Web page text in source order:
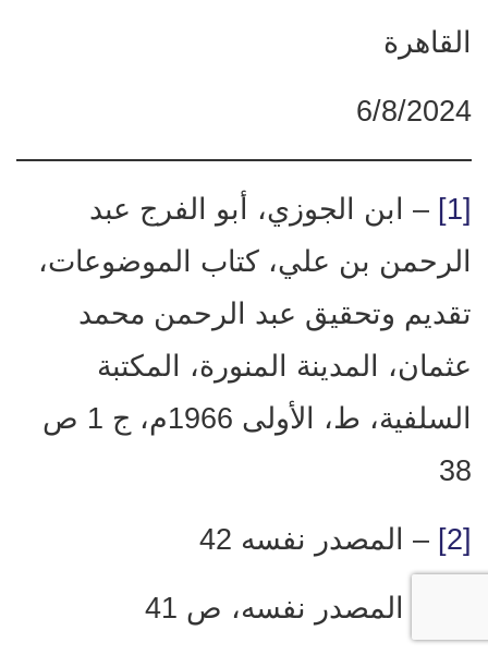
القاهرة
6/8/2024
[1]
– ابن الجوزي، أبو الفرج عبد
الرحمن بن علي، كتاب الموضوعات،
تقديم وتحقيق عبد الرحمن محمد
عثمان، المدينة المنورة، المكتبة
السلفية، ط، الأولى 1966م، ج 1 ص
38
[2] – المصدر نفسه 42
– المصدر نفسه، ص 41